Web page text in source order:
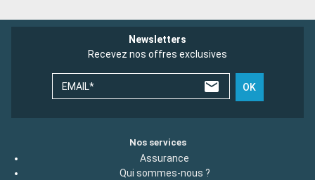
Newsletters
Recevez nos offres exclusives
EMAIL* OK
Nos services
Assurance
Qui sommes-nous ?